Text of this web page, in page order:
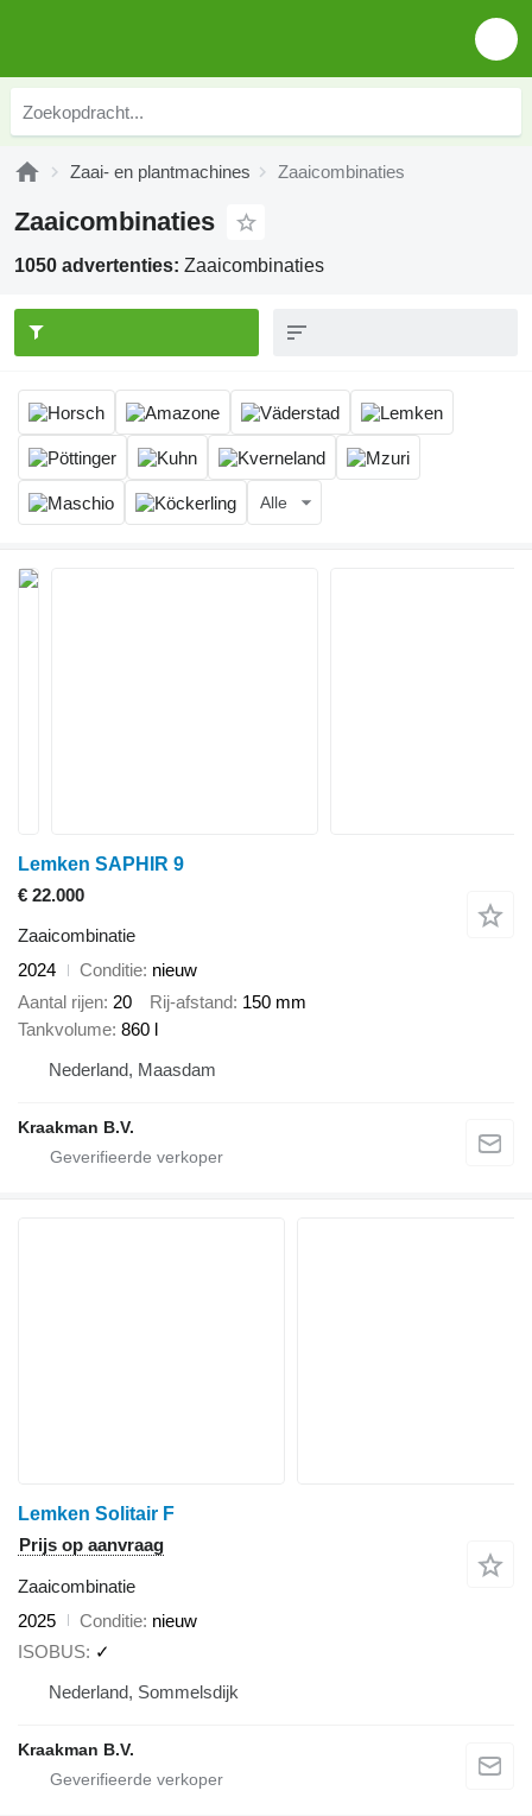
Zaai- en plantmachines Zaaicombinaties
Zaaicombinaties
1050 advertenties: Zaaicombinaties
Alle
Lemken SAPHIR 9
€ 22.000
Zaaicombinatie
2024
Conditie nieuw
Aantal rijen 20 Rij-afstand 150 mm
Tankvolume 860 l
Nederland, Maasdam
Kraakman B.V.
Lemken Solitair F
Prijs op aanvraag
Zaaicombinatie
2025
Conditie nieuw
ISOBUS ✓
Nederland, Sommelsdijk
Kraakman B.V.